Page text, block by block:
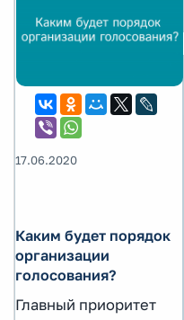
17.06.2020
Каким будет порядок
организации
голосования?
Главный приоритет